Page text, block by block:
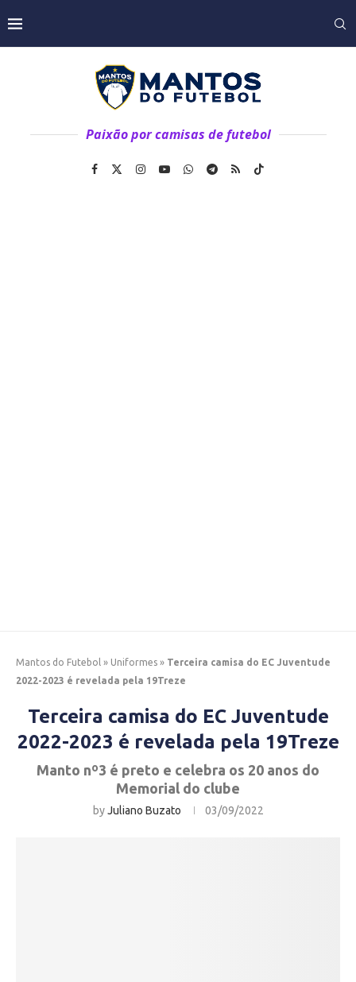
Paixão por camisas de futebol
Mantos do Futebol » Uniformes » Terceira camisa do EC Juventude
2022-2023 é revelada pela 19Treze
Terceira camisa do EC Juventude
2022-2023 é revelada pela 19Treze
Manto nº3 é preto e celebra os 20 anos do
Memorial do clube
byJuliano Buzato 03/09/2022